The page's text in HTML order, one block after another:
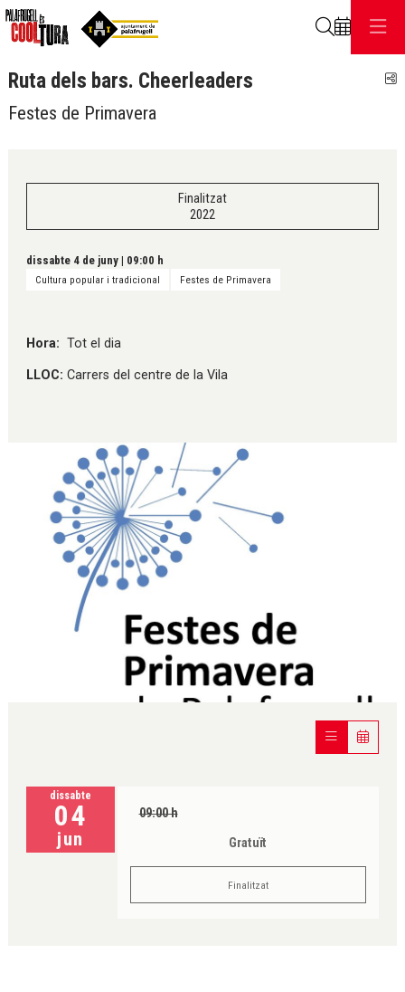
Ruta dels bars. Cheerleaders
Festes de Primavera
Finalitzat
2022
dissabte 4 de juny | 09:00 h
Cultura popular i tradicional Festes de Primavera
Hora: Tot el dia
LLOC: Carrers del centre de la Vila
dissabte
04
jun
09:00 h
Gratuït
Finalitzat